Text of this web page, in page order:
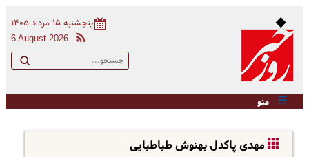
پنجشنبه ۱۵ مرداد ۱۴۰۵
6 August 2026
منو
مهدی پاکدل بهنوش طباطبایی